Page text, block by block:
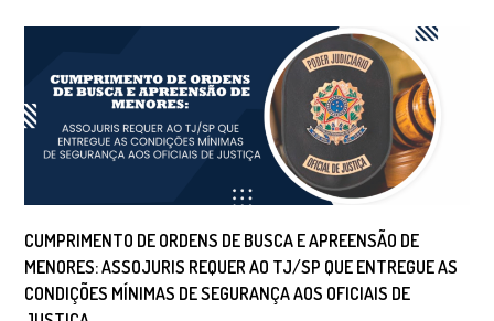
CUMPRIMENTO DE ORDENS DE BUSCA E APREENSÃO DE
MENORES: ASSOJURIS REQUER AO TJ/SP QUE ENTREGUE AS
CONDIÇÕES MÍNIMAS DE SEGURANÇA AOS OFICIAIS DE